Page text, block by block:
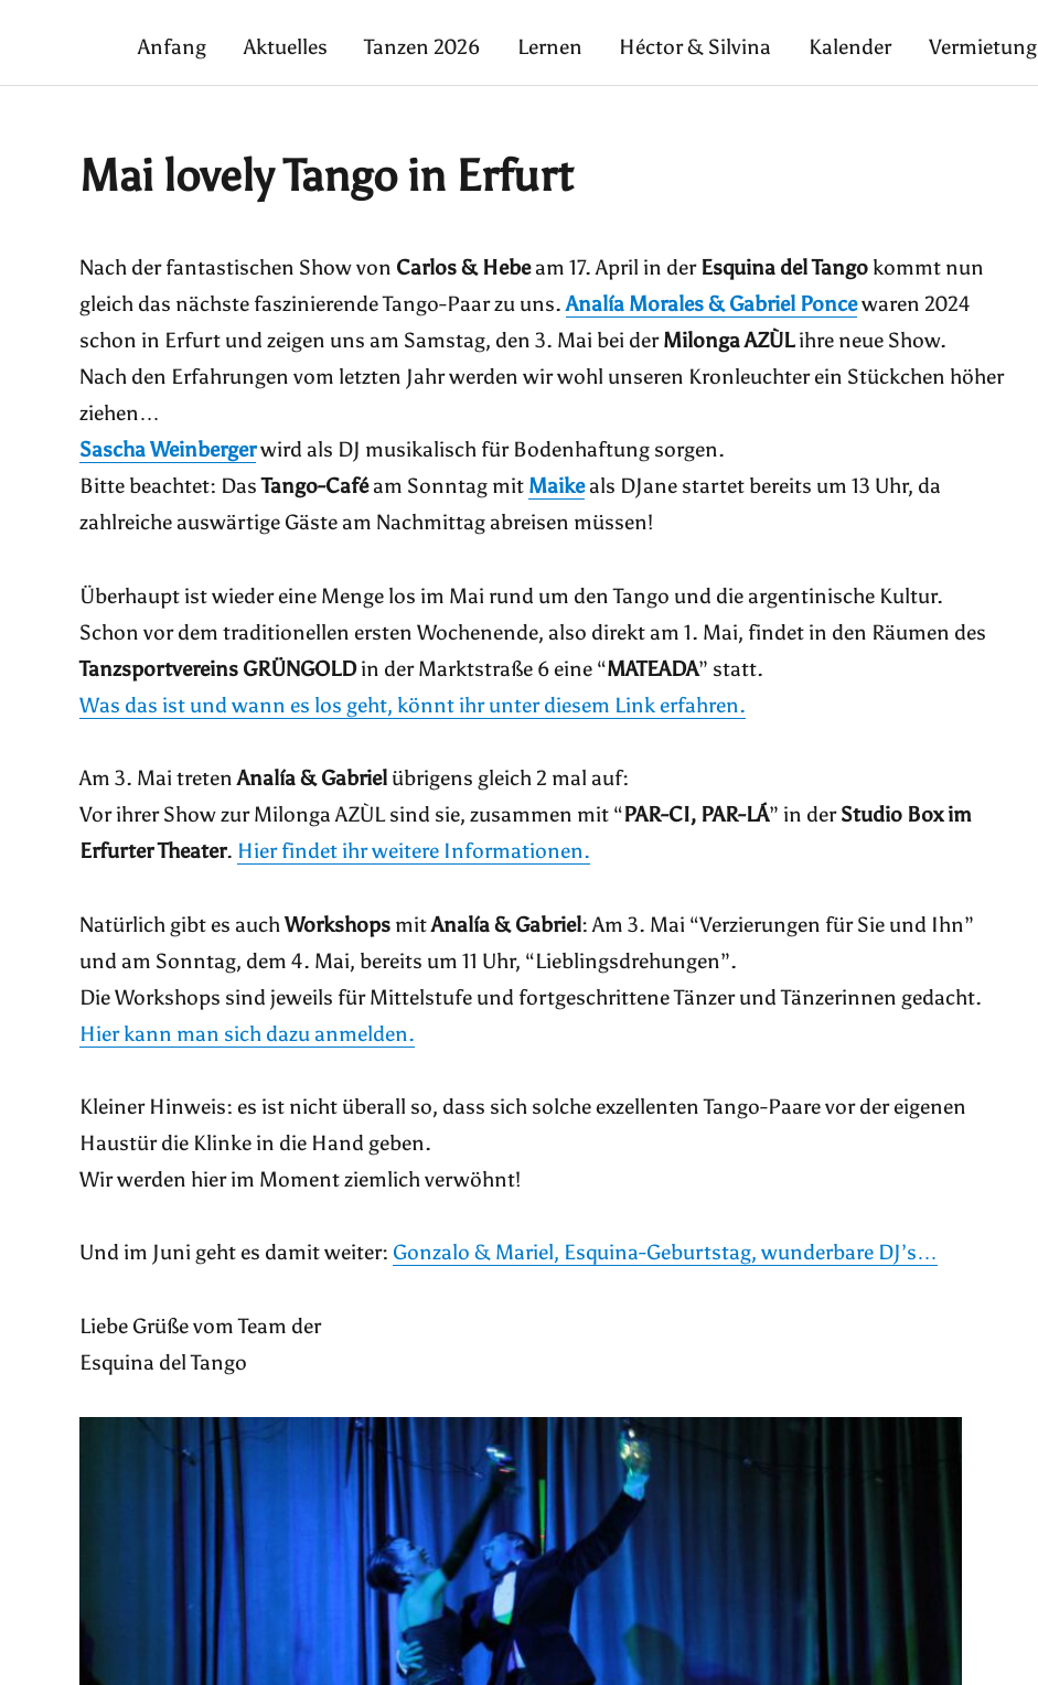
Anfang Aktuelles Tanzen 2026 Lernen Héctor & Silvina Kalender Vermietung
Mai lovely Tango in Erfurt
Nach der fantastischen Show von Carlos & Hebeam 17. April in der Esquina del Tango kommt nun
gleich das nächste faszinierende Tango-Paar zu uns.Analía Morales & Gabriel Poncewaren 2024
schon in Erfurt und zeigen uns am Samstag, den 3. Mai bei derMilonga AZÙLihre neue Show.
Nach den Erfahrungen vom letzten Jahr werden wir wohl unseren Kronleuchter ein Stückchen höher
ziehen…
Sascha Weinbergerwird als DJ musikalisch für Bodenhaftung sorgen.
Bitte beachtet: DasTango-Caféam Sonntag mit Maikeals DJane startet bereits um 13 Uhr, da
zahlreiche auswärtige Gäste am Nachmittag abreisen müssen!
Überhaupt ist wieder eine Menge los im Mai rund um den Tango und die argentinische Kultur.
Schon vor dem traditionellen ersten Wochenende, also direkt am 1. Mai, findet in den Räumen des
Tanzsportvereins GRÜNGOLDin der Marktstraße 6 eine “MATEADA” statt.
Was das ist und wann es los geht, könnt ihr unter diesem Link erfahren.
Am 3. Mai tretenAnalía & Gabriel übrigens gleich 2 mal auf:
Vor ihrer Show zur Milonga AZÙL sind sie, zusammen mit “PAR-CI, PAR-LÁ” in derStudio Box im
Erfurter Theater. Hier findet ihr weitere Informationen.
Natürlich gibt es auch Workshops mitAnalía & Gabriel: Am 3. Mai “Verzierungen für Sie und Ihn”
und am Sonntag, dem 4. Mai, bereits um 11 Uhr, “Lieblingsdrehungen”.
Die Workshops sind jeweils für Mittelstufe und fortgeschrittene Tänzer und Tänzerinnen gedacht.
Hier kann man sich dazu anmelden.
Kleiner Hinweis: es ist nicht überall so, dass sich solche exzellenten Tango-Paare vor der eigenen
Haustür die Klinke in die Hand geben.
Wir werden hier im Moment ziemlich verwöhnt!
Und im Juni geht es damit weiter: Gonzalo & Mariel, Esquina-Geburtstag, wunderbare DJ’s…
Liebe Grüße vom Team der
Esquina del Tango